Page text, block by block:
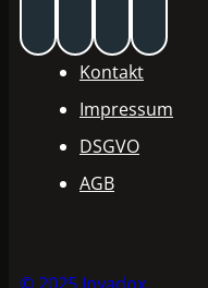
Kontakt
Impressum
DSGVO
AGB